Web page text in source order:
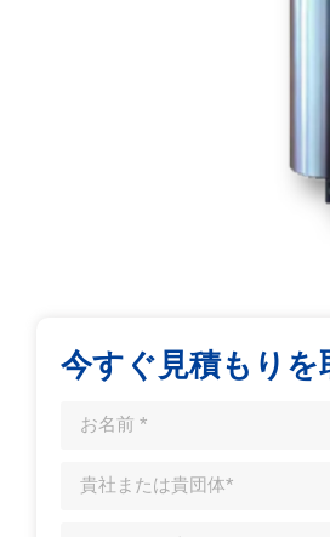
今すぐ見積もりを